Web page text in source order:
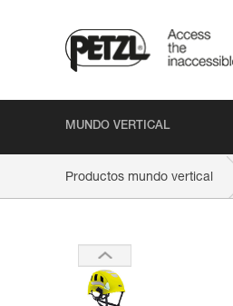
MUNDO VERTICAL
Productos mundo vertical